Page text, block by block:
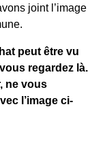
joint l’image
peut être vu
regardez là.
ne vous
l’image ci-